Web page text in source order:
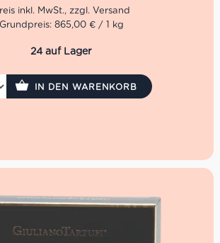
von Giuliano Tartufo sind sowohl
organoleptisch sehr angenehm und
zum endgültigen Garnieren von
sind eine glaubwürdige Alternative zu
Grundpreis: 865,00 € / 1 kg
24 auf Lager
IN DEN WARENKORB